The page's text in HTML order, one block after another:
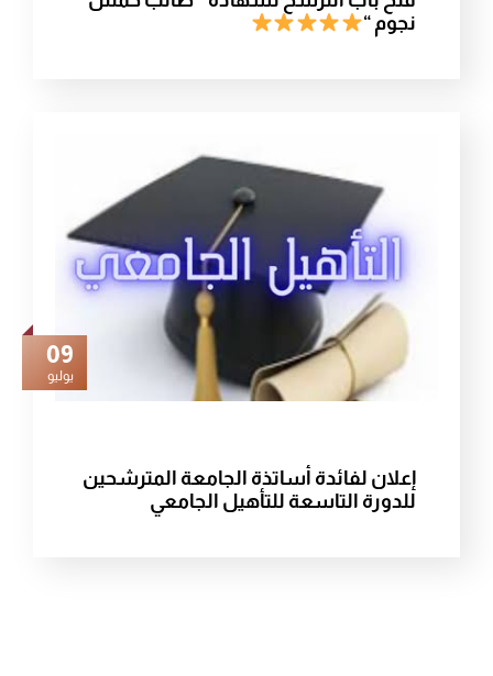
نجوم “
09
يوليو
إعلان لفائدة أساتذة الجامعة المترشحين
للدورة التاسعة للتأهيل الجامعي